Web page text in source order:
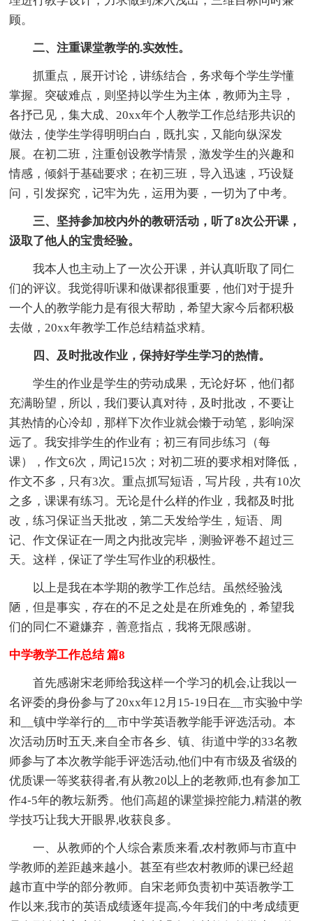
顾。
二、注重课堂教学的.实效性。
抓重点，展开讨论，讲练结合，务求每个学生学懂
掌握。突破难点，则坚持以学生为主体，教师为主导，
各抒己见，集大成、20xx年个人教学工作总结形共识的
做法，使学生学得明明白白，既扎实，又能向纵深发
展。在初二班，注重创设教学情景，激发学生的兴趣和
情感，倾斜于基础要求；在初三班，导入迅速，巧设疑
问，引发探究，记牢为先，运用为要，一切为了中考。
三、坚持参加校内外的教研活动，听了8次公开课，
汲取了他人的宝贵经验。
我本人也主动上了一次公开课，并认真听取了同仁
们的评议。我觉得听课和做课都很重要，他们对于提升
一个人的教学能力是有很大帮助，希望大家今后都积极
去做，20xx年教学工作总结精益求精。
四、及时批改作业，保持好学生学习的热情。
学生的作业是学生的劳动成果，无论好坏，他们都
充满盼望，所以，我们要认真对待，及时批改，不要让
其热情的心冷却，那样下次作业就会懒于动笔，影响深
远了。我安排学生的作业有；初三有同步练习（每
课），作文6次，周记15次；对初二班的要求相对降低，
作文不多，只有3次。重点抓写短语，写片段，共有10次
之多，课课有练习。无论是什么样的作业，我都及时批
改，练习保证当天批改，第二天发给学生，短语、周
记、作文保证在一周之内批改完毕，测验评卷不超过三
天。这样，保证了学生写作业的积极性。
以上是我在本学期的教学工作总结。虽然经验浅
陋，但是事实，存在的不足之处是在所难免的，希望我
们的同仁不避嫌弃，善意指点，我将无限感谢。
中学教学工作总结 篇8
首先感谢宋老师给我这样一个学习的机会,让我以一
名评委的身份参与了20xx年12月15-19日在__市实验中学
和__镇中学举行的__市中学英语教学能手评选活动。本
次活动历时五天,来自全市各乡、镇、街道中学的33名教
师参与了本次教学能手评选活动,他们中有市级及省级的
优质课一等奖获得者,有从教20以上的老教师,也有参加工
作4-5年的教坛新秀。他们高超的课堂操控能力,精湛的教
学技巧让我大开眼界,收获良多。
一、从教师的个人综合素质来看,农村教师与市直中
学教师的差距越来越小。甚至有些农村教师的课已经超
越市直中学的部分教师。自宋老师负责初中英语教学工
作以来,我市的英语成绩逐年提高,今年我们的中考成绩更